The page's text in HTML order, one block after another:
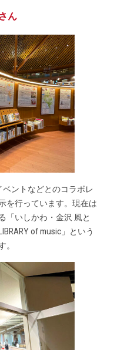
ん
ントなどとのコラボレ
を行っています。現在は
「いしかわ・金沢 風と
of music」という
。